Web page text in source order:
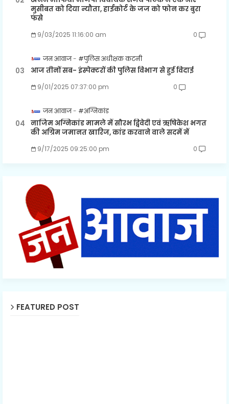
मुसीबत को दिया न्यौता, हाईकोर्ट के जज को फोन कर बुरा
फंसे
9/03/2025 11:16:00 am 0
जन आवाज #पुलिस अधीक्षक कटनी
आज तीनों सब- इंस्पेक्टरों की पुलिस विभाग से हुई विदाई
9/01/2025 07:37:00 pm 0
जन आवाज #अग्निकांड
नाजिम अग्निकांड मामले में सौरभ द्विवेदी एवं ऋषिकेश भगत
की अग्रिम जमानत खारिज, कांड करवाने वाले सदमें में
9/17/2025 09:25:00 pm 0
FEATURED POST